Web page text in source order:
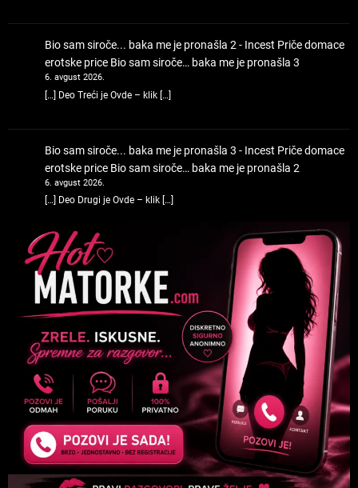
Bio sam siroče... baka me je pronašla 2 - Incest Priče domace
erotske price Bio sam siroče… baka me je pronašla 3
6. avgust 2026.
[…] Deo Treći je Ovde – klik […]
Bio sam siroče... baka me je pronašla 3 - Incest Priče domace
erotske price Bio sam siroče… baka me je pronašla 2
6. avgust 2026.
[…] Deo Drugi je Ovde – klik […]